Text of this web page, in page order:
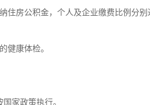
住房公积金，个人及企业缴费比例分别
健康体检。
家政策执行。